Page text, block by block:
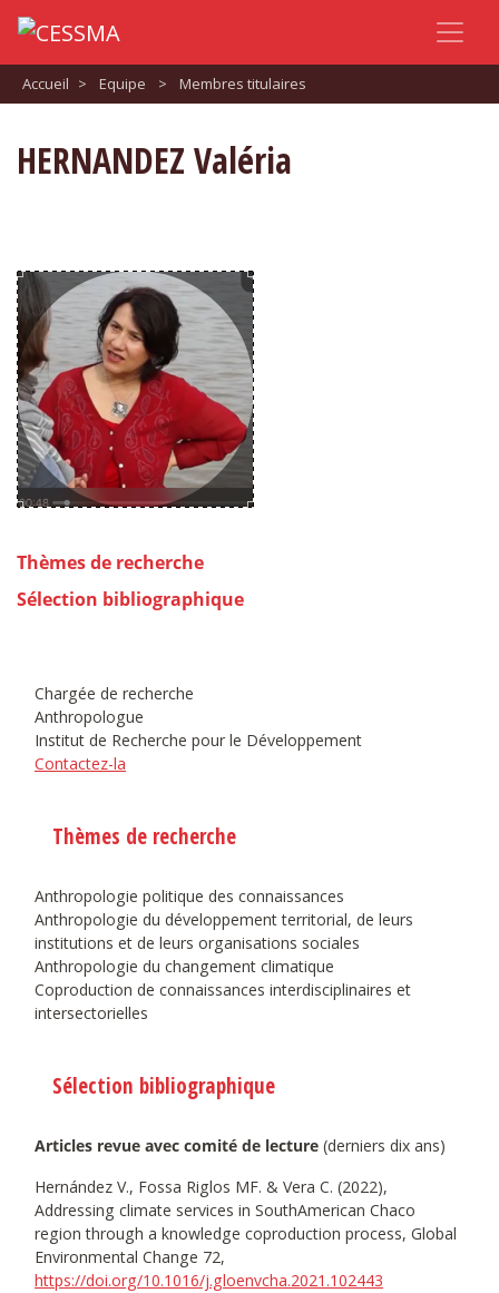
Accueil > Equipe > Membres titulaires
HERNANDEZ Valéria
Thèmes de recherche
Sélection bibliographique
Chargée de recherche
Anthropologue
Institut de Recherche pour le Développement
Contactez-la
Thèmes de recherche
Anthropologie politique des connaissances
Anthropologie du développement territorial, de leurs
institutions et de leurs organisations sociales
Anthropologie du changement climatique
Coproduction de connaissances interdisciplinaires et
intersectorielles
Sélection bibliographique
Articles revue avec comité de lecture (derniers dix ans)
Hernández V., Fossa Riglos MF. & Vera C. (2022),
Addressing climate services in SouthAmerican Chaco
region through a knowledge coproduction process, Global
Environmental Change 72,
https://doi.org/10.1016/j.gloenvcha.2021.102443